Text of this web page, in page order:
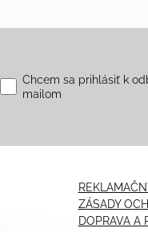
Chcem sa prihlásiť k
mailom
ZÁSADY
DOPRAVA A